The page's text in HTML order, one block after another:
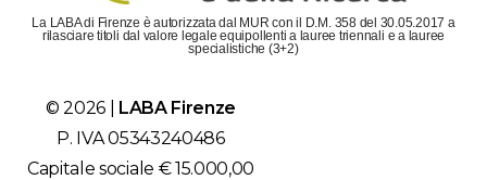
La LABA di Firenze è autorizzata dal MUR con il D.M. 358 del 30.05.2017 a
rilasciare titoli dal valore legale equipollenti a lauree triennali e a lauree
specialistiche (3+2)
© 2026 |
LABA Firenze
P. IVA 05343240486
Capitale sociale € 15.000,00
Il metodo più veloce per metterti in contatto con
LABA è scriverci su Whatsapp!